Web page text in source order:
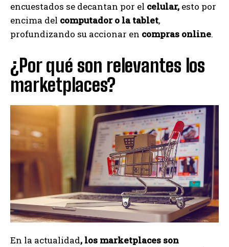
encuestados se decantan por el celular, esto por
encima del computador o la tablet,
profundizando su accionar en compras online.
¿Por qué son relevantes los
marketplaces?
En la actualidad, los marketplaces son